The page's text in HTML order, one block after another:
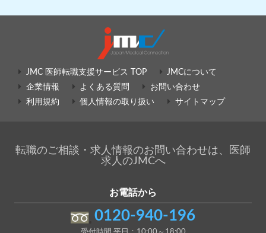
JMC 医師転職支援サービス TOP
JMCについて
企業情報
よくある質問
お問い合わせ
利用規約
個人情報の取り扱い サイトマップ
転職のご相談・求人情報のお問い合わせは、医師
求人のJMCへ
お電話から
0120-940-196